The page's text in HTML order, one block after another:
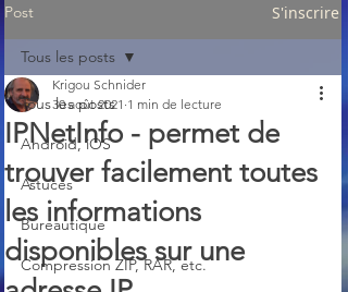
Post S'inscrire
Tous les posts
Android, iOS
Astuces
Bureautique
Compression ZIP, RAR, etc.
Tous les posts
IPNetInfo - permet de
trouver facilement toutes
les informations
disponibles sur une
Krigou Schnider
30 août 2021 1 min de lecture